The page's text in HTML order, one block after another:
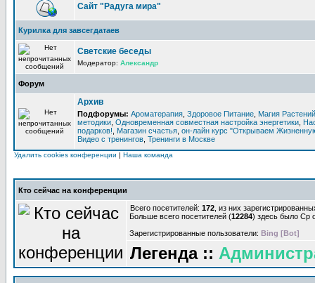
Сайт "Радуга мира"
Курилка для завсегдатаев
Светские беседы
Модератор: Александр
Форум
Архив
Подфорумы: Ароматерапия Здоровое Питание Магия Растений
методики Одновременная совместная настройка энергетики
подарков!
Магазин счастья он-лайн курс "Открываем
Видео с тренингов Тренинги в Москве
Удалить cookies конференции | Наша команда
Кто сейчас на конференции
Всего посетителей: 172 , из них
Больше всего посетителей (12284) здесь было Ср
Зарегистрированные пользователи: Bing [Bot]
Легенда ::